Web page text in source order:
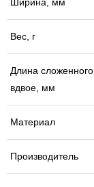
Ширина, мм
Вес, г
Длина сложенного
вдвое, мм
Материал
Производитель